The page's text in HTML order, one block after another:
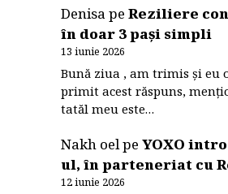
DenisapeReziliere
în doar 3 pași simpli
13 iunie 2026
Bună ziua , am trimis și eu
primit acest răspuns,
tatăl meu este…
Nakh oelpeYOXO
ul, în parteneriat cu
12 iunie 2026